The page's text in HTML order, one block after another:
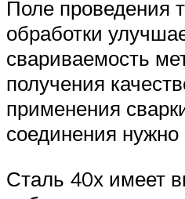
Поле проведения
обработки
свариваемость
получения
применения
соединения нужно
Сталь 40х имеет